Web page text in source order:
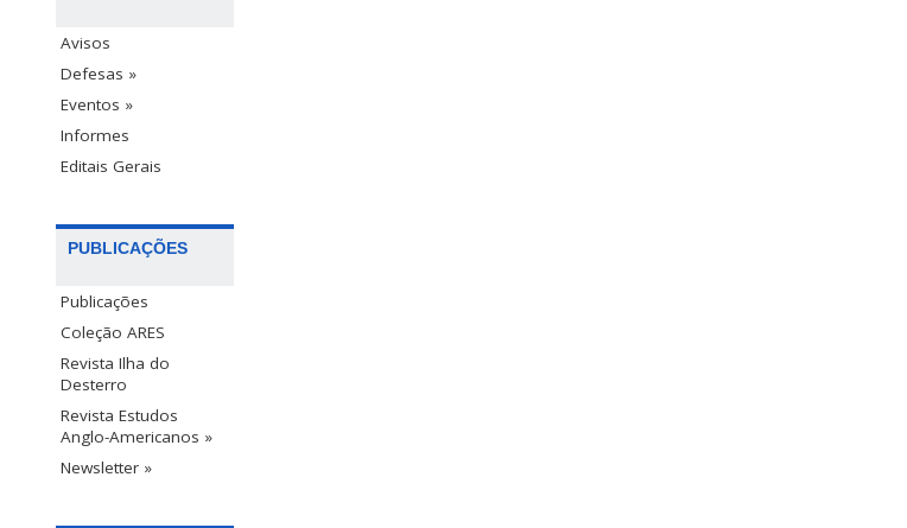
Avisos
Defesas »
Eventos »
Informes
Editais Gerais
PUBLICAÇÕES
Publicações
Coleção ARES
Revista Ilha do
Desterro
Revista Estudos
Anglo-Americanos »
Newsletter »